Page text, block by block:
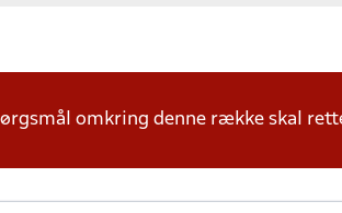
omkring denne række skal